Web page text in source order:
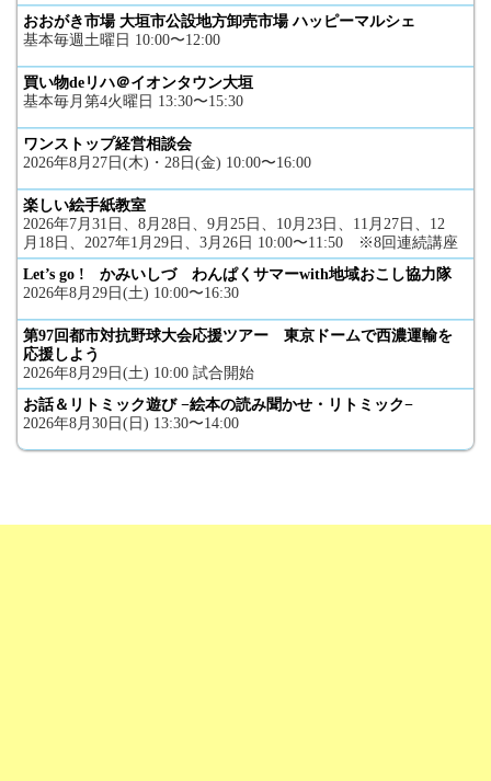
おおがき市場 大垣市公設地方卸売市場 ハッピーマルシェ
基本毎週土曜日 10:00〜12:00
買い物deリハ＠イオンタウン大垣
基本毎月第4火曜日 13:30〜15:30
ワンストップ経営相談会
2026年8月27日(木)・28日(金) 10:00〜16:00
楽しい絵手紙教室
2026年7月31日、8月28日、9月25日、10月23日、11月27日、12
月18日、2027年1月29日、3月26日 10:00〜11:50 ※8回連続講座
Let’s go ! かみいしづ わんぱくサマーwith地域おこし協力隊
2026年8月29日(土) 10:00〜16:30
第97回都市対抗野球大会応援ツアー 東京ドームで西濃運輸を
応援しよう
2026年8月29日(土) 10:00 試合開始
お話＆リトミック遊び −絵本の読み聞かせ・リトミック−
2026年8月30日(日) 13:30〜14:00